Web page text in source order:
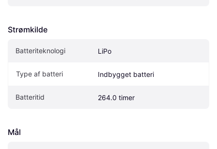
Strømkilde
Batteriteknologi LiPo
Type af batteri Indbygget batteri
Batteritid 264.0 timer
Mål